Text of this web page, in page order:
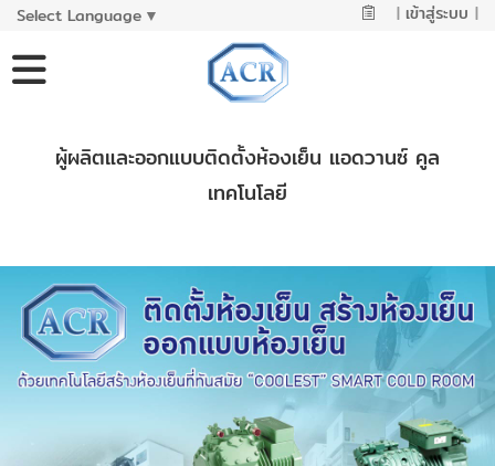
Select Language ▼ | เข้าสู่ระบบ |
ผู้ผลิตและออกแบบติดตั้งห้องเย็น แอดวานซ์ คูล
เทคโนโลยี